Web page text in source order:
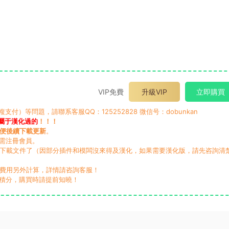
VIP免費 升級VIP 立即購買
支付）等問題，請聯系客服QQ：125252828 微信号：dobunkan
于漢化過的 ！！！
後續下載更新。
注冊會員。
載文件了（因部分插件和模闆沒來得及漢化，如果需要漢化版，請先咨詢清
用另外計算，詳情請咨詢客服！
分，購買時請提前知曉！